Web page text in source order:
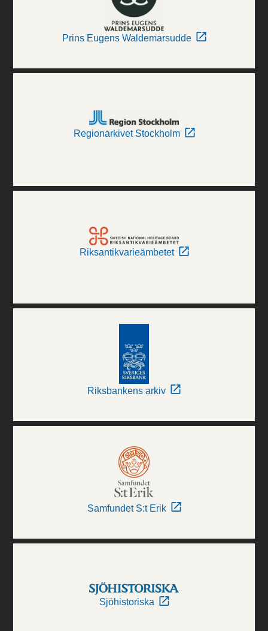
Prins Eugens Waldemarsudde
Regionarkivet Stockholm
Riksantikvarieämbetet
Riksbankens arkiv
Samfundet S:t Erik
Sjöhistoriska